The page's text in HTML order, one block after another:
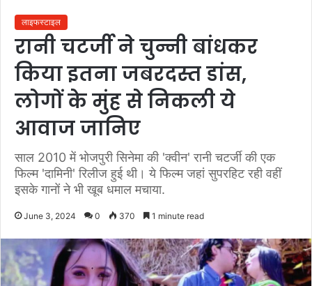
लाइफस्टाइल
रानी चटर्जी ने चुन्नी बांधकर
किया इतना जबरदस्त डांस,
लोगों के मुंह से निकली ये
आवाज जानिए
साल 2010 में भोजपुरी सिनेमा की 'क्वीन' रानी चटर्जी की एक
फिल्म 'दामिनी' रिलीज हुई थी। ये फिल्म जहां सुपरहिट रही वहीं
इसके गानों ने भी खूब धमाल मचाया.
June 3, 2024 0 370 1 minute read